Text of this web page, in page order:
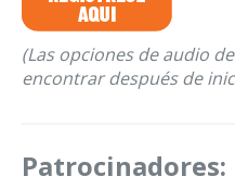
(Las opciones de audio
encontrar después de
Patrocinadores: